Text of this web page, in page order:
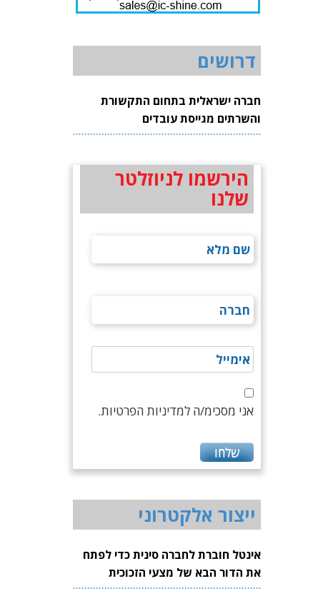
דרושים
חברה ישראלית בתחום התקשורת
והשרתים מגייסת עובדים
הירשמו לניוזלטר
שלנו
אני מסכימ/ה למדיניות הפרטיות.
ייצור אלקטרוני
אינטל חוברת לחברה סינית כדי לפתח
את הדור הבא של מצעי הזכוכית
לשבבים